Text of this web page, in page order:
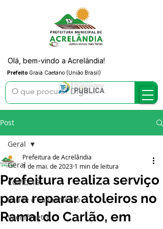
Prefeito Graia Caetano (União Brasil)
Olá, bem-vindo a Acrelândia!
Post
Geral
COVID-19
Saúde e Saneamento
Vacinômetro
Geral
Prefeitura realiza serviço
para reparar atoleiros no
Ramal do Carlão, em
Prefeitura de Acrelândia
1 de mai. de 2023 1 min de leitura